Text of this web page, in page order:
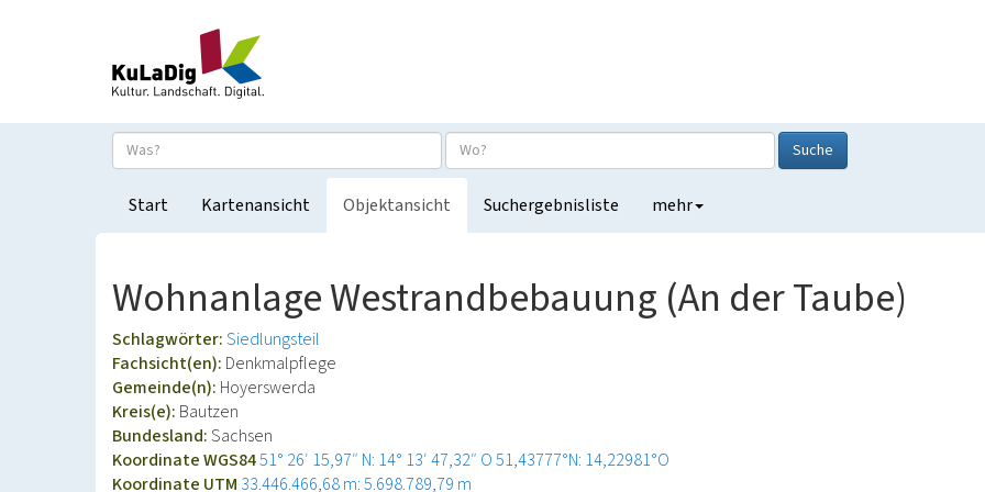
Suche
Start Kartenansicht Objektansicht Suchergebnisliste mehr
Wohnanlage Westrandbebauung (An der Taube)
Schlagwörter:Siedlungsteil
Fachsicht(en): Denkmalpflege
Gemeinde(n): Hoyerswerda
Kreis(e): Bautzen
Bundesland:Sachsen
Koordinate WGS8451° 26′ 15,97″ N: 14° 13′ 47,32″ O51,43777°N: 14,22981°O
Koordinate UTM 33.446.466,68 m: 5.698.789,79 m